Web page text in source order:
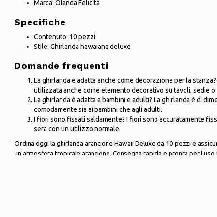
Marca: Olanda Felicità
Specifiche
Contenuto: 10 pezzi
Stile: Ghirlanda hawaiana deluxe
Domande frequenti
La ghirlanda è adatta anche come decorazione per la
utilizzata anche come elemento decorativo su tavoli, sedie o
La ghirlanda è adatta a bambini e adulti? La ghirlanda è di
comodamente sia ai bambini che agli adulti.
I fiori sono fissati saldamente? I fiori sono accuratamente
sera con un utilizzo normale.
Ordina oggi la ghirlanda arancione Hawaii Deluxe da 10 pezzi e
un'atmosfera tropicale arancione. Consegna rapida e pronta per l'uso